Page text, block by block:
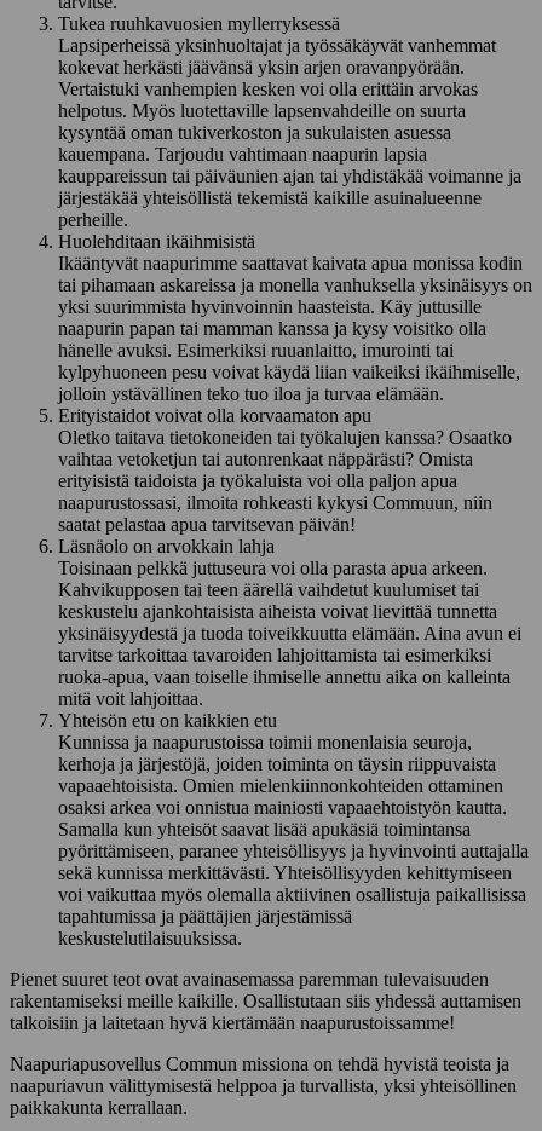
Tukea ruuhkavuosien myllerryksessä
Lapsiperheissä yksinhuoltajat ja työssäkäyvät vanhemmat
kokevat herkästi jäävänsä yksin arjen oravanpyörään.
Vertaistuki vanhempien kesken voi olla erittäin arvokas
helpotus. Myös luotettaville lapsenvahdeille on suurta
kysyntää oman tukiverkoston ja sukulaisten asuessa
kauempana. Tarjoudu vahtimaan naapurin lapsia
kauppareissun tai päiväunien ajan tai yhdistäkää voimanne ja
järjestäkää yhteisöllistä tekemistä kaikille asuinalueenne
perheille.
Huolehditaan ikäihmisistä
Ikääntyvät naapurimme saattavat kaivata apua monissa kodin
tai pihamaan askareissa ja monella vanhuksella yksinäisyys on
yksi suurimmista hyvinvoinnin haasteista. Käy juttusille
naapurin papan tai mamman kanssa ja kysy voisitko olla
hänelle avuksi. Esimerkiksi ruuanlaitto, imurointi tai
kylpyhuoneen pesu voivat käydä liian vaikeiksi ikäihmiselle,
jolloin ystävällinen teko tuo iloa ja turvaa elämään.
Erityistaidot voivat olla korvaamaton apu
Oletko taitava tietokoneiden tai työkalujen kanssa? Osaatko
vaihtaa vetoketjun tai autonrenkaat näppärästi? Omista
erityisistä taidoista ja työkaluista voi olla paljon apua
naapurustossasi, ilmoita rohkeasti kykysi Commuun, niin
saatat pelastaa apua tarvitsevan päivän!
Läsnäolo on arvokkain lahja
Toisinaan pelkkä juttuseura voi olla parasta apua arkeen.
Kahvikupposen tai teen äärellä vaihdetut kuulumiset tai
keskustelu ajankohtaisista aiheista voivat lievittää tunnetta
yksinäisyydestä ja tuoda toiveikkuutta elämään. Aina avun ei
tarvitse tarkoittaa tavaroiden lahjoittamista tai esimerkiksi
ruoka-apua, vaan toiselle ihmiselle annettu aika on kalleinta
mitä voit lahjoittaa.
Yhteisön etu on kaikkien etu
Kunnissa ja naapurustoissa toimii monenlaisia seuroja,
kerhoja ja järjestöjä, joiden toiminta on täysin riippuvaista
vapaaehtoisista. Omien mielenkiinnonkohteiden ottaminen
osaksi arkea voi onnistua mainiosti vapaaehtoistyön kautta.
Samalla kun yhteisöt saavat lisää apukäsiä toimintansa
pyörittämiseen, paranee yhteisöllisyys ja hyvinvointi auttajalla
sekä kunnissa merkittävästi. Yhteisöllisyyden kehittymiseen
voi vaikuttaa myös olemalla aktiivinen osallistuja paikallisissa
tapahtumissa ja päättäjien järjestämissä
keskustelutilaisuuksissa.
Pienet suuret teot ovat avainasemassa paremman tulevaisuuden
rakentamiseksi meille kaikille. Osallistutaan siis yhdessä auttamisen
talkoisiin ja laitetaan hyvä kiertämään naapurustoissamme!
Naapuriapusovellus Commun missiona on tehdä hyvistä teoista ja
naapuriavun välittymisestä helppoa ja turvallista, yksi yhteisöllinen
paikkakunta kerrallaan.